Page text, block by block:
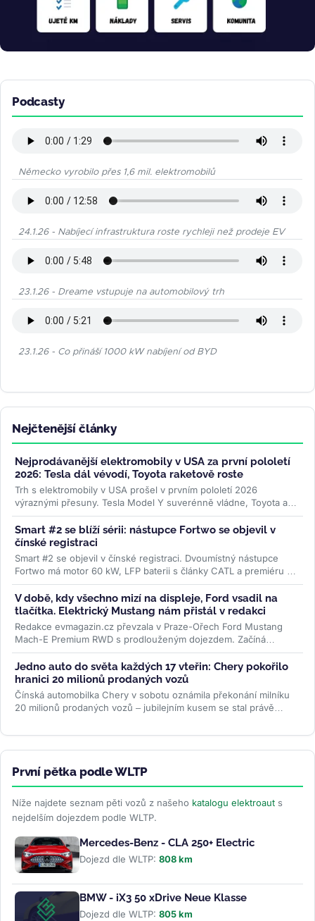
Podcasty
Německo vyrobilo přes 1,6 mil. elektromobilů
24.1.26 - Nabíjecí infrastruktura roste rychleji než prodeje EV
23.1.26 - Dreame vstupuje na automobilový trh
23.1.26 - Co přináší 1000 kW nabíjení od BYD
Nejčtenější články
Nejprodávanější elektromobily v USA za první pololetí
2026: Tesla dál vévodí, Toyota raketově roste
Trh s elektromobily v USA prošel v prvním pololetí 2026
výraznými přesuny. Tesla Model Y suverénně vládne, Toyota a
Lexus raketově rostou,...>>
Smart #2 se blíží sérii: nástupce Fortwo se objevil v
čínské registraci
Smart #2 se objevil v čínské registraci. Dvoumístný nástupce
Fortwo má motor 60 kW, LFP baterii s články CATL a premiéru v
říjnu....>>
V době, kdy všechno mizí na displeje, Ford vsadil na
tlačítka. Elektrický Mustang nám přistál v redakci
Redakce evmagazin.cz převzala v Praze-Ořech Ford Mustang
Mach-E Premium RWD s prodlouženým dojezdem. Začíná
půlroční test, ve kterém...>>
Jedno auto do světa každých 17 vteřin: Chery pokořilo
hranici 20 milionů prodaných vozů
Čínská automobilka Chery v sobotu oznámila překonání milníku
20 milionů prodaných vozů – jubilejním kusem se stal právě
První pětka podle WLTP
Níže najdete seznam pěti vozů z našeho katalogu elektroaut s
nejdelším dojezdem podle WLTP.
Mercedes-Benz - CLA 250+ Electric
Dojezd dle WLTP: 808 km
BMW - iX3 50 xDrive Neue Klasse
Dojezd dle WLTP: 805 km